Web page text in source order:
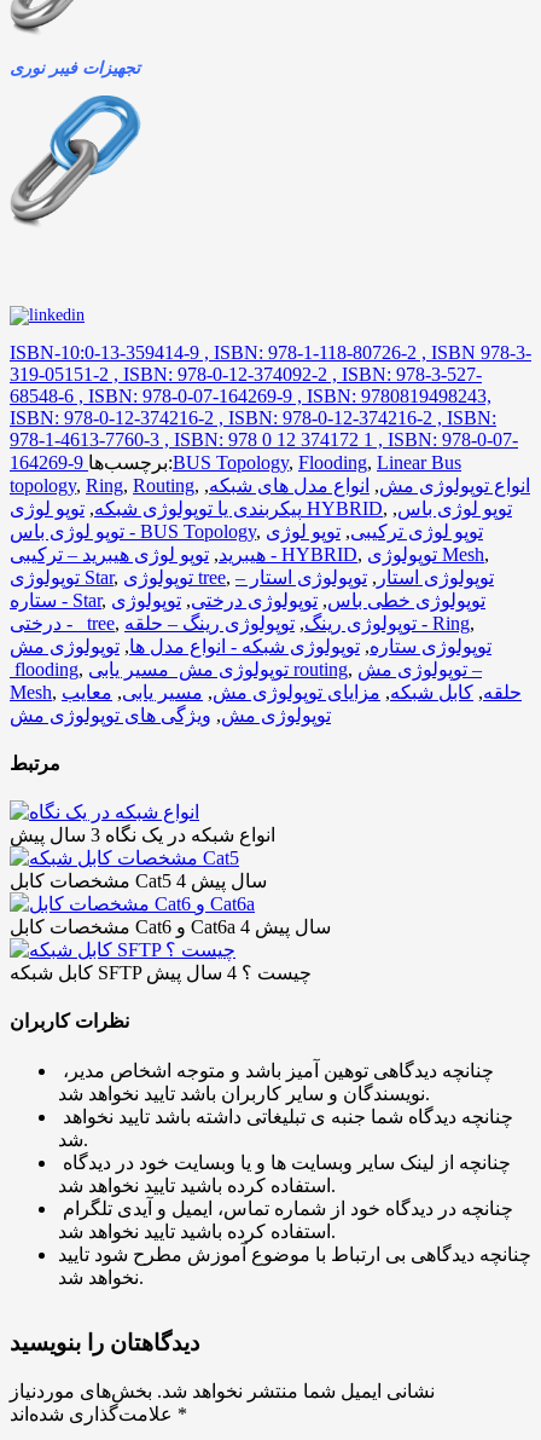
تجهیزات فیبر نوری
ISBN-10:0-13-359414-9 , ISBN: 978-1-118-80726-2 , ISBN 978-3-
319-05151-2 , ISBN: 978-0-12-374092-2 , ISBN: 978-3-527-
68548-6 , ISBN: 978-0-07-164269-9 , ISBN: 9780819498243,
ISBN: 978-0-12-374216-2 , ISBN: 978-0-12-374216-2 , ISBN:
978-1-4613-7760-3 , ISBN: 978 0 12 374172 1 , ISBN: 978-0-07-
164269-9
برچسب‌ها:BUS Topology, Flooding, Linear Bus
topology, Ring, Routing, انواع توپولوژی مش, انواع مدل های شبکه,
پیکربندی یا توپولوژی شبکه, توپو لوژی HYBRID, توپو لوژی باس,
توپو لوژی باس - BUS Topology, توپو لوژی ترکیبی, توپو لوژی
هیبرید, توپو لوژی هیبرید – ترکیبی - HYBRID, توپولوژی Mesh,
توپولوژی Star, توپولوژی tree, توپولوژی استار , توپولوژی استار –
ستاره - Star, توپولوژی خطی باس, توپولوژی درختی, توپولوژی
درختی - tree, توپولوژی رینگ, توپولوژی رینگ – حلقه - Ring,
توپولوژی ستاره, توپولوژی شبکه - انواع مدل ها, توپولوژی مش
flooding, توپولوژی مش مسیر یابی routing, توپولوژی مش –
Mesh, حلقه, کابل شبکه, مزایای توپولوژی مش, مسیر یابی, معایب
توپولوژی مش, ویژگی های توپولوژی مش
مرتبط
انواع شبکه در یک نگاه 3 سال پیش
مشخصات کابل Cat5 4 سال پیش
مشخصات کابل Cat6 و Cat6a 4 سال پیش
کابل شبکه SFTP چیست ؟ 4 سال پیش
نظرات کاربران
نویسندگان و سایر کاربران باشد تایید نخواهد شد.
شد.
استفاده کرده باشید تایید نخواهد شد.
استفاده کرده باشید تایید نخواهد شد.
چنانچه دیدگاهی بی ارتباط با موضوع آموزش مطرح شود تایید
نخواهد شد.
دیدگاهتان را بنویسید
نشانی ایمیل شما منتشر نخواهد شد. بخش‌های موردنیاز
*